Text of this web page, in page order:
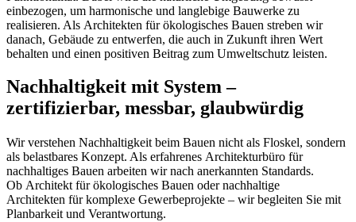
einbezogen, um harmonische und langlebige Bauwerke zu
realisieren. Als Architekten für ökologisches Bauen streben wir
danach, Gebäude zu entwerfen, die auch in Zukunft ihren Wert
behalten und einen positiven Beitrag zum Umweltschutz leisten.
Nachhaltigkeit mit System –
zertifizierbar, messbar, glaubwürdig
Wir verstehen Nachhaltigkeit beim Bauen nicht als Floskel, sondern
als belastbares Konzept. Als erfahrenes Architekturbüro für
nachhaltiges Bauen arbeiten wir nach anerkannten Standards.
Ob Architekt für ökologisches Bauen oder nachhaltige
Architekten für komplexe Gewerbeprojekte – wir begleiten Sie mit
Planbarkeit und Verantwortung.